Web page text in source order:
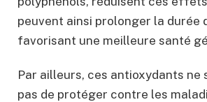
peuvent ainsi prolonger la durée
favorisant une meilleure santé
Par ailleurs, ces antioxydants ne
pas de protéger contre les